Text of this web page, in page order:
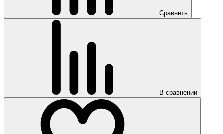
Сравнить
В сравнении